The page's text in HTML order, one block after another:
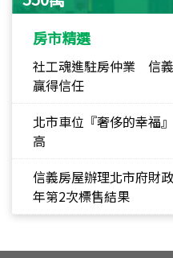
房市精選
社工魂進駐房仲業 信
贏得信任
北市車位『奢侈的幸福
高
信義房屋辦理北市府財
年第2次標售結果